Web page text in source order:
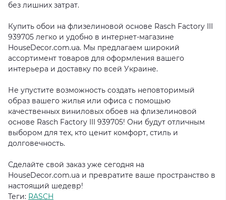
без лишних затрат.
Купить обои на флизелиновой основе Rasch Factory III
939705 легко и удобно в интернет-магазине
HouseDecor.com.ua. Мы предлагаем широкий
ассортимент товаров для оформления вашего
интерьера и доставку по всей Украине.
Не упустите возможность создать неповторимый
образ вашего жилья или офиса с помощью
качественных виниловых обоев на флизелиновой
основе Rasch Factory III 939705! Они будут отличным
выбором для тех, кто ценит комфорт, стиль и
долговечность.
Сделайте свой заказ уже сегодня на
HouseDecor.com.ua и превратите ваше пространство в
настоящий шедевр!
Теги: RASCH